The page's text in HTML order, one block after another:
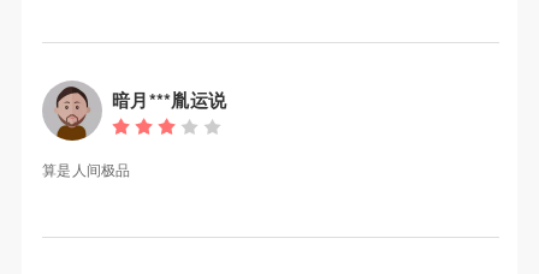
暗月***胤运说
算是人间极品